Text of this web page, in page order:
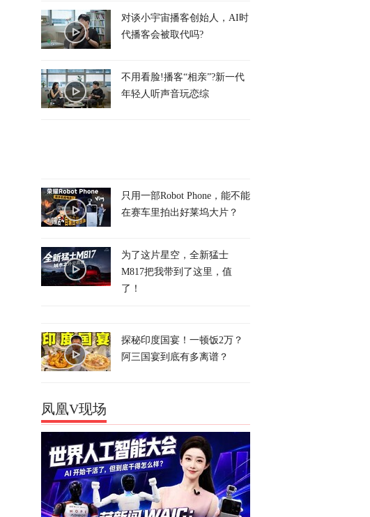
对谈小宇宙播客创始人，AI时
代播客会被取代吗?
不用看脸!播客“相亲”?新一代
年轻人听声音玩恋综
只用一部Robot Phone，能不能
在赛车里拍出好莱坞大片？
为了这片星空，全新猛士
M817把我带到了这里，值
了！
探秘印度国宴！一顿饭2万？
阿三国宴到底有多离谱？
凤凰V现场